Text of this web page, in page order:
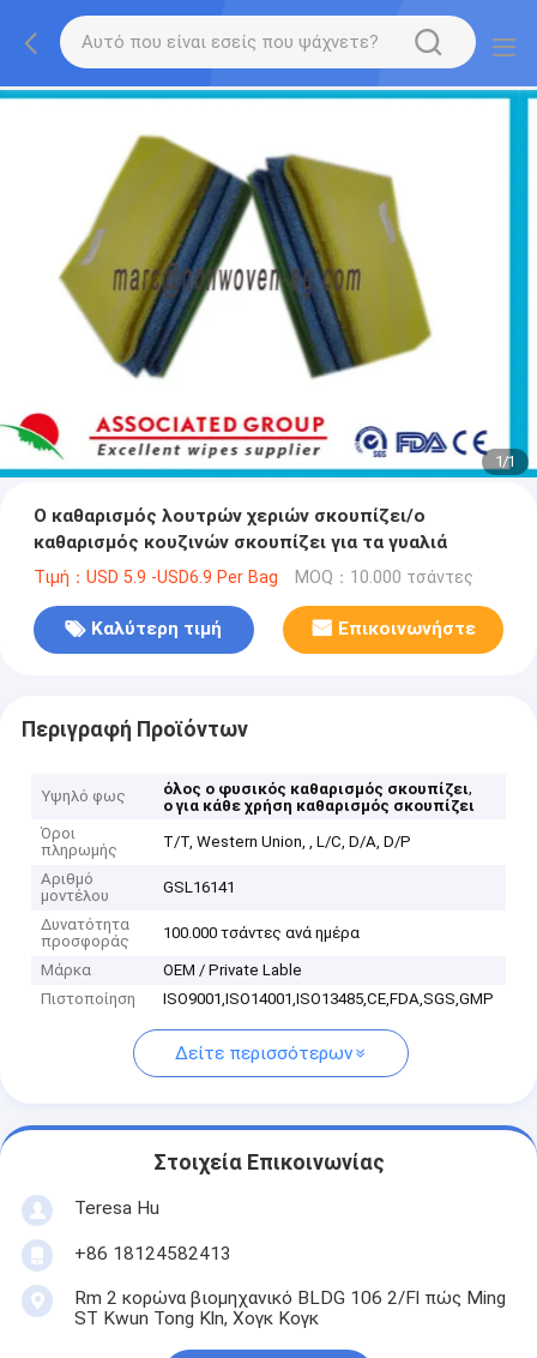
1/1
Ο καθαρισμός λουτρών χεριών σκουπίζει/ο
καθαρισμός κουζινών σκουπίζει για τα γυαλιά
Τιμή：USD 5.9 -USD6.9 Per Bag MOQ：10.000 τσάντες
Καλύτερη τιμή Επικοινωνήστε
Περιγραφή Προϊόντων
Υψηλό φως όλος ο φυσικός καθαρισμός σκουπίζει,
ο για κάθε χρήση καθαρισμός σκουπίζει
Όροι
πληρωμής
T/T, Western Union, , L/C, D/A, D/P
Αριθμό
μοντέλου
GSL16141
Δυνατότητα
προσφοράς
100.000 τσάντες ανά ημέρα
Μάρκα
OEM / Private Lable
Πιστοποίηση
ISO9001,ISO14001,ISO13485,CE,FDA,SGS,GMP
Δείτε περισσότερων
Στοιχεία Επικοινωνίας
Teresa Hu
+86 18124582413
Rm 2 κορώνα βιομηχανικό BLDG 106 2/Fl πώς Ming
ST Kwun Tong Kln, Χογκ Κογκ